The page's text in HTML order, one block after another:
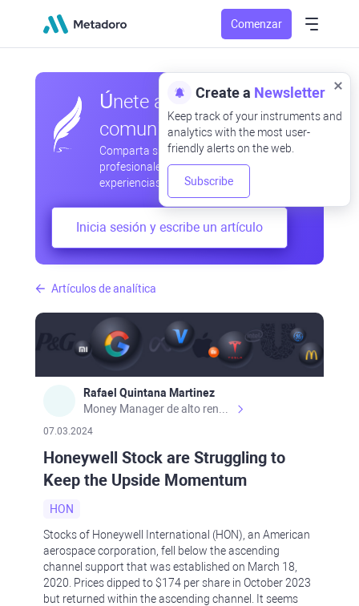
Comenzar
Artículos de analítica
Rafael Quintana Martinez
07.03.2024
Honeywell Stock are Struggling to
Keep the Upside Momentum
HON
Stocks of Honeywell International (HON), an American
aerospace corporation, fell below the ascending
channel support that was established on March 18,
2020. Prices dipped to $174 per share in October 2023
but returned within the ascending channel. It seems
Únete a nuestra
comunidad
Comparta sus observaciones
profesionales y aficionadas, intercambie
experiencias, anticipe desarrollos
Inicia sesión y escribe un artículo
Create a Newsletter
Keep track of your instruments and
analytics with the most user-
friendly alerts on the web.
Subscribe